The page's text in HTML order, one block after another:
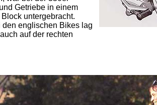
Getriebe in einem
untergebracht.
den englischen Bikes lag
auf der rechten